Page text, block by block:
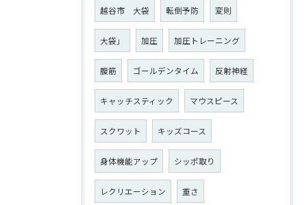
越谷市 大袋 転倒予防 変則
大袋」 加圧 加圧トレーニング
腹筋 ゴールデンタイム 反射神経
キャッチスティック マウスピース
スクワット キッズコース
身体機能アップ シッポ取り
レクリエーション 重さ